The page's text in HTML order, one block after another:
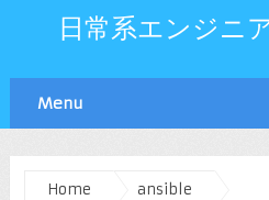
日常系エンジニ
Menu
Home ansible